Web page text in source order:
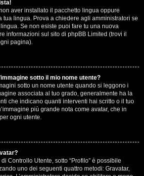
aver installato il pacchetto lingua oppure
tua lingua. Prova a chiedere agli amministratori se
Se non esiste puoi fare tu una nuova
informazioni sul sito di phpBB Limited (trovi il
pagina).
sotto il mio nome utente?
sotto un nome utente quando si leggono i
associata al tuo grado, generalmente ha la
che indicano quanti interventi hai scritto o il tuo
più grande nota come avatar, che in
ogni utente.
Controllo Utente, sotto “Profilo” è possibile
uno dei seguenti quattro metodi: Gravatar,